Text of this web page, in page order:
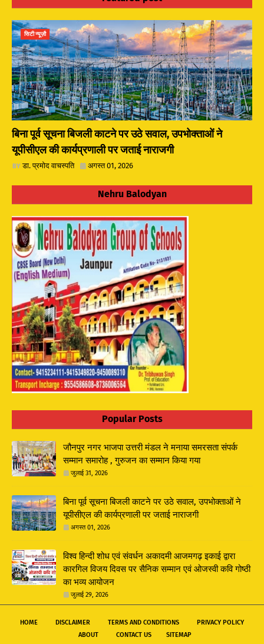
सिटी न्यूज़ौ
बिना पूर्व सूचना बिजली काटने पर उठे सवाल, उपभोक्ताओं ने
यूपीसीएल की कार्यप्रणाली पर जताई नाराजगी
डा. प्रमोद वाचस्पति अगस्त 01, 2026
Nehru Balodyan
Popular Posts
जौनपुर नगर भाजपा उत्तरी मंडल ने मनाया समरसता संपर्क
सम्मान समारोह , गुरुजन का सम्मान किया गया
जुलाई 31, 2026
बिना पूर्व सूचना बिजली काटने पर उठे सवाल, उपभोक्ताओं ने
यूपीसीएल की कार्यप्रणाली पर जताई नाराजगी
अगस्त 01, 2026
विश्व हिन्दी शोध एवं संवर्धन अकादमी आजमगढ़ इकाई द्वारा
कारगिल विजय दिवस पर सैनिक सम्मान एवं ओजस्वी कवि गोष्ठी
का भव्य आयोजन
जुलाई 29, 2026
HOME DISCLAIMER TERMS AND CONDITIONS
PRIVACY POLICY
ABOUT
CONTACT US SITEMAP